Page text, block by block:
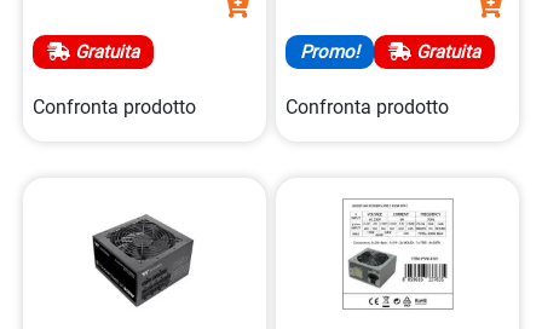
Gratuita
Confronta prodotto
Promo! Gratuita
Confronta prodotto